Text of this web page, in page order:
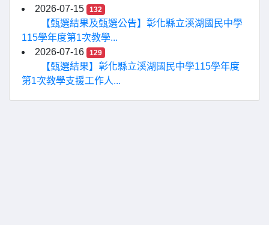
2026-07-15
132
【甄選結果及甄選公告】彰化縣立溪湖國民中學
115學年度第1次教學...
2026-07-16
129
【甄選結果】彰化縣立溪湖國民中學115學年度
第1次教學支援工作人...